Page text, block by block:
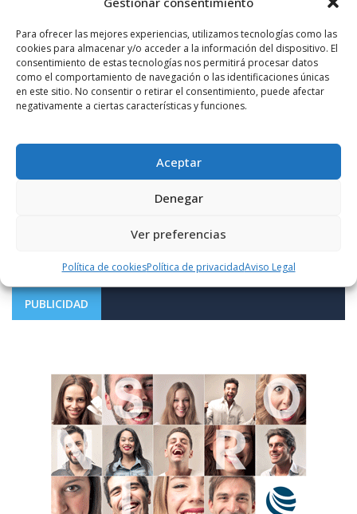
Para ofrecer las mejores experiencias, utilizamos tecnologías como las
cookies para almacenar y/o acceder a la información del dispositivo. El
consentimiento de estas tecnologías nos permitirá procesar datos
como el comportamiento de navegación o las identificaciones únicas
en este sitio. No consentir o retirar el consentimiento, puede afectar
negativamente a ciertas características y funciones.
Aceptar
Denegar
Ver preferencias
Política de cookiesPolítica de privacidadAviso Legal
Notificarme vía correo electrónico cuando el comentario sea
aprobado.
cómo se procesan los datos de tus comentarios.
PUBLICIDAD